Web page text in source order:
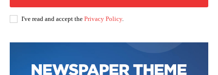
I've read and accept the Privacy Policy.